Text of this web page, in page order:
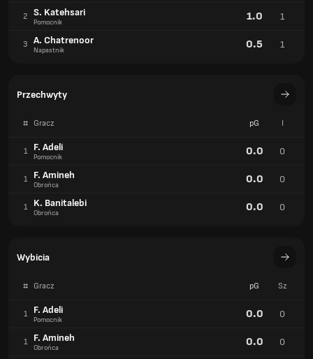
2 S. Katehsari
Pomocnik 1.0 1
3 A. Chatrenoor
Napastnik 0.5 1
Przechwyty
# Gracz pG I
1 F. Adeli
Pomocnik 0.0 0
1 F. Amineh
Obrońca 0.0 0
1 K. Banitalebi
Obrońca 0.0 0
Wybicia
# Gracz pG Sz
1 F. Adeli
Pomocnik 0.0 0
1 F. Amineh
Obrońca 0.0 0